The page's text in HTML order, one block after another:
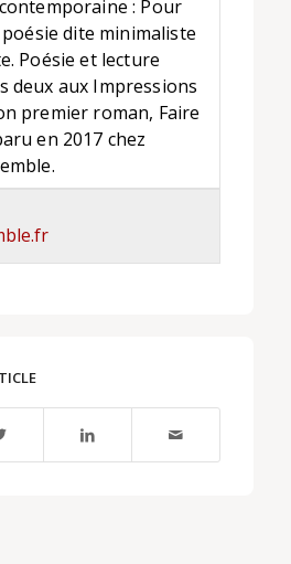
: Pour
dite minimaliste
Poésie et lecture
deux aux Impressions
premier roman, Faire
en 2017 chez